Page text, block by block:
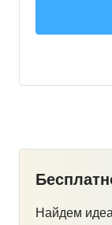
Найдем